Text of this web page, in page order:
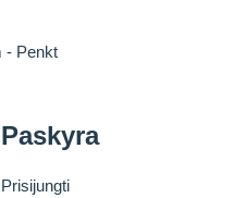
- Penkt
Paskyra
Prisijungti